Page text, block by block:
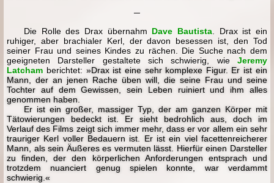
─
Die Rolle des Drax übernahm Dave Bautista. Drax ist ein
ruhiger, aber brachialer Kerl, der davon besessen ist, den Tod
seiner Frau und seines Kindes zu rächen. Die Suche nach dem
geeigneten Darsteller gestaltete sich schwierig, wie Jeremy
Latcham berichtet: »Drax ist eine sehr komplexe Figur. Er ist ein
Mann, der an jenen Rache üben will, die seine Frau und seine
Tochter auf dem Gewissen, sein Leben ruiniert und ihm alles
genommen haben.
Er ist ein großer, massiger Typ, der am ganzen Körper mit
Tätowierungen bedeckt ist. Er sieht bedrohlich aus, doch im
Verlauf des Films zeigt sich immer mehr, dass er vor allem ein sehr
trauriger Kerl voller Bedauern ist. Er ist ein viel facettenreicherer
Mann, als sein Äußeres es vermuten lässt. Hierfür einen Darsteller
zu finden, der den körperlichen Anforderungen entsprach und
trotzdem nuanciert genug spielen konnte, war verdammt
schwierig.«